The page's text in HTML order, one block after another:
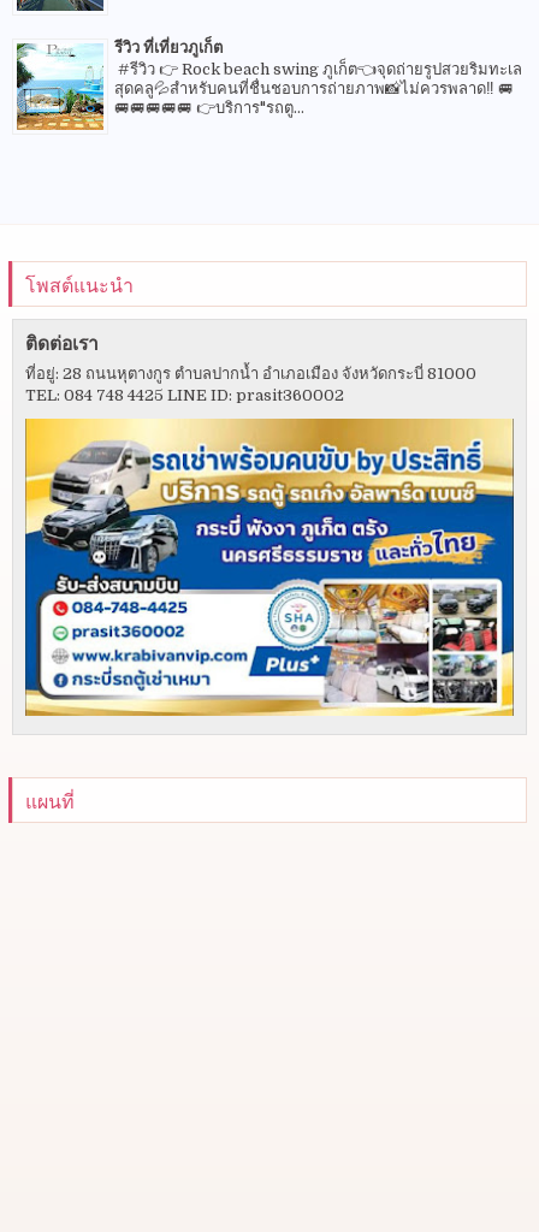
รีวิว ที่เที่ยวภูเก็ต
#รีวิว 👉 Rock beach swing ภูเก็ต👈จุดถ่ายรูปสวยริมทะเล
สุดคลู💦สำหรับคนที่ชื่นชอบการถ่ายภาพ📸ไม่ควรพลาด‼️ 🚐
🚐🚐🚐🚐🚐 👉บริการ"รถตู...
โพสต์แนะนำ
ติดต่อเรา
ที่อยู่: 28 ถนนหุตางกูร ตำบลปากน้ำ อำเภอเมือง จังหวัดกระบี่ 81000
TEL: 084 748 4425 LINE ID: prasit360002
แผนที่